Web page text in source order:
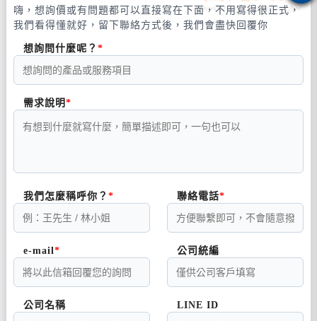
嗨，想詢價或有問題都可以直接寫在下面，不用寫得很正式，
我們看得懂就好，留下聯絡方式後，我們會盡快回覆你
想詢問什麼呢？
需求說明
我們怎麼稱呼你？ 聯絡電話
e-mail 公司統編
公司名稱 LINE ID